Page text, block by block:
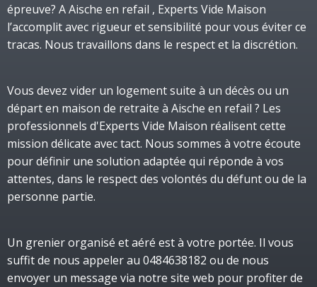
épreuve? A Aische en refail , Experts Vide Maison
l’accomplit avec rigueur et sensibilité pour vous éviter ce
tracas. Nous travaillons dans le respect et la discrétion.
Vous devez vider un logement suite à un décès ou un
départ en maison de retraite à Aische en refail ? Les
professionnels d'Experts Vide Maison réalisent cette
mission délicate avec tact. Nous sommes à votre écoute
pour définir une solution adaptée qui réponde à vos
attentes, dans le respect des volontés du défunt ou de la
personne partie.
Un grenier organisé et aéré est à votre portée. Il vous
suffit de nous appeler au 0484638182 ou de nous
envoyer un message via notre site web pour profiter de